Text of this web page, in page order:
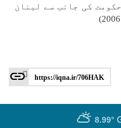
كی جانب سے لبنان
https://iqna.ir/706HAK
8.99°